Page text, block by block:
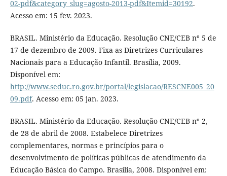
02-pdf&category_slug=agosto-2013-pdf&Itemid=30192.
Acesso em: 15 fev. 2023.
BRASIL. Ministério da Educação. Resolução CNE/CEB nº 5 de
17 de dezembro de 2009. Fixa as Diretrizes Curriculares
Nacionais para a Educação Infantil. Brasília, 2009.
Disponível em:
http://www.seduc.ro.gov.br/portal/legislacao/RESCNE005_20
09.pdf. Acesso em: 05 jan. 2023.
BRASIL. Ministério da Educação. Resolução CNE/CEB nº 2,
de 28 de abril de 2008. Estabelece Diretrizes
complementares, normas e princípios para o
desenvolvimento de políticas públicas de atendimento da
Educação Básica do Campo. Brasília, 2008. Disponível em: